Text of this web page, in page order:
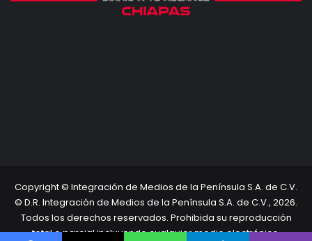
Copyright © Integración de Medios de la Península S.A. de C.V.
© D.R. Integración de Medios de la Península S.A. de C.V., 2026.
Todos los derechos reservados. Prohibida su reproducción
total o parcial incluyendo cualquier medio electrónico.